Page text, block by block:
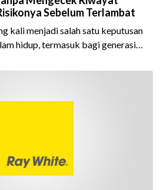
Sebelum Terlambat
kali menjadi salah satu keputusan
hidup, termasuk bagi generasi
investasi properti. Namun
lokasi tanpa memperhatikan